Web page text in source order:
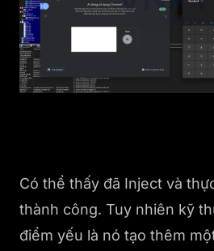
Có thể thấy đã Inject và
thành công. Tuy nhiên kỹ
điểm yếu là nó tạo thêm